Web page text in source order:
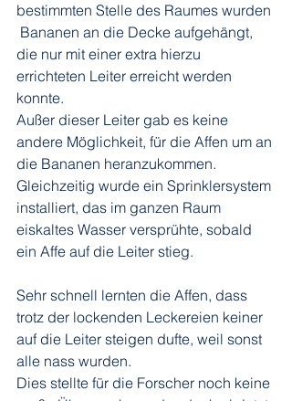
bestimmten Stelle des Raumes wurden
Bananen an die Decke aufgehängt,
die nur mit einer extra hierzu
errichteten Leiter erreicht werden
konnte.
Außer dieser Leiter gab es keine
andere Möglichkeit, für die Affen um an
die Bananen heranzukommen.
Gleichzeitig wurde ein Sprinklersystem
installiert, das im ganzen Raum
eiskaltes Wasser versprühte, sobald
ein Affe auf die Leiter stieg.
Sehr schnell lernten die Affen, dass
trotz der lockenden Leckereien keiner
auf die Leiter steigen dufte, weil sonst
alle nass wurden.
Dies stellte für die Forscher noch keine